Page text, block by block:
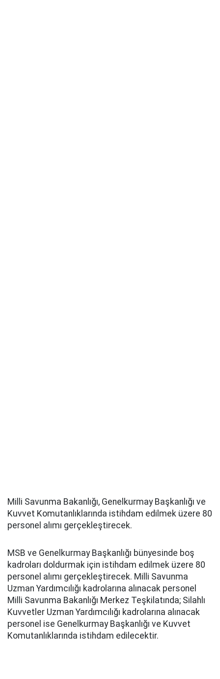
Milli Savunma Bakanlığı, Genelkurmay Başkanlığı ve
Kuvvet Komutanlıklarında istihdam edilmek üzere 80
personel alımı gerçekleştirecek.
MSB ve Genelkurmay Başkanlığı bünyesinde boş
kadroları doldurmak için istihdam edilmek üzere 80
personel alımı gerçekleştirecek. Milli Savunma
Uzman Yardımcılığı kadrolarına alınacak personel
Milli Savunma Bakanlığı Merkez Teşkilatında; Silahlı
Kuvvetler Uzman Yardımcılığı kadrolarına alınacak
personel ise Genelkurmay Başkanlığı ve Kuvvet
Komutanlıklarında istihdam edilecektir.